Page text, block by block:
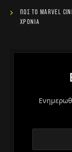
Πώς το Marvel
χρόνια